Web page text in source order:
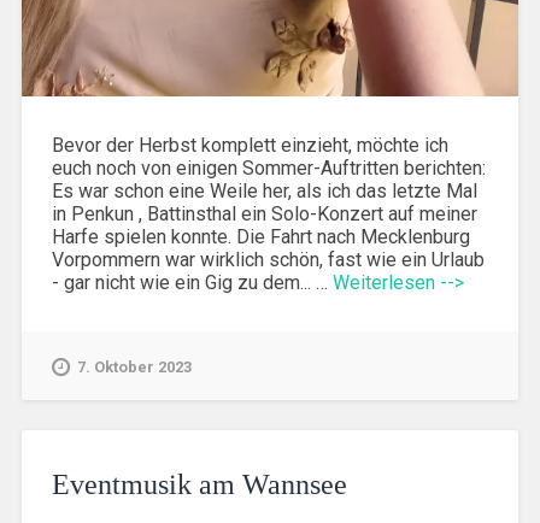
Bevor der Herbst komplett einzieht, möchte ich
euch noch von einigen Sommer-Auftritten berichten:
Es war schon eine Weile her, als ich das letzte Mal
in Penkun , Battinsthal ein Solo-Konzert auf meiner
Harfe spielen konnte. Die Fahrt nach Mecklenburg
Vorpommern war wirklich schön, fast wie ein Urlaub
- gar nicht wie ein Gig zu dem... … Weiterlesen -->
7. Oktober 2023
Eventmusik am Wannsee